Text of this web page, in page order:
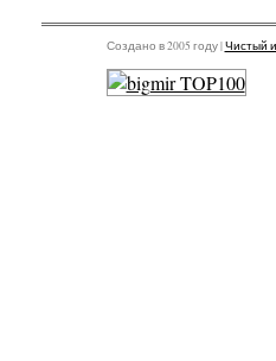
Создано в 2005 году |Чистый